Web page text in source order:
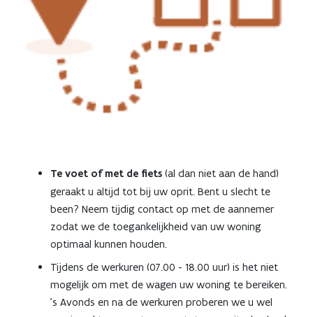
Te voet of met de fiets (al dan niet aan de hand)
geraakt u altijd tot bij uw oprit. Bent u slecht te
been? Neem tijdig contact op met de aannemer
zodat we de toegankelijkheid van uw woning
optimaal kunnen houden.
Tijdens de werkuren (07.00 - 18.00 uur) is het niet
mogelijk om met de wagen uw woning te bereiken.
's Avonds en na de werkuren proberen we u wel